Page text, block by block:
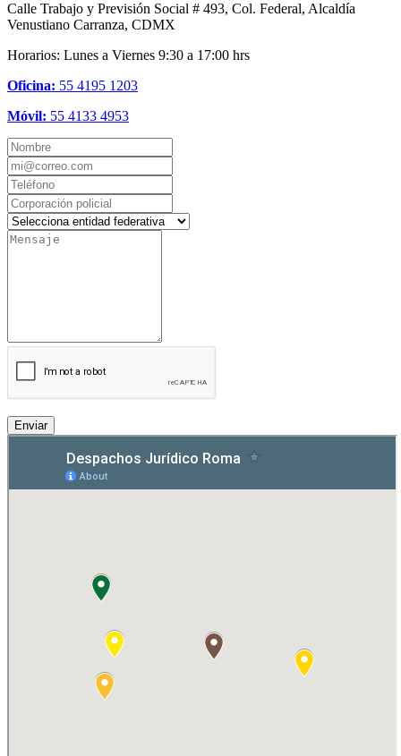
Calle Trabajo y Previsión Social # 493, Col. Federal, Alcaldía
Venustiano Carranza, CDMX
Horarios: Lunes a Viernes 9:30 a 17:00 hrs
Oficina: 55 4195 1203
Móvil: 55 4133 4953
Enviar